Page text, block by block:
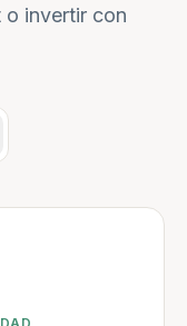
invertir con